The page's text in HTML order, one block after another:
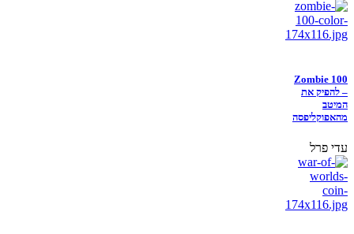
Zombie 100
– להפיק את
המיטב
מהאפוקליפסה
עדי פרל